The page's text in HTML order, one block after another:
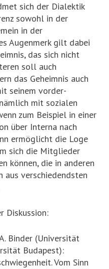
sich der Dialektik
sowohl in der
in der
Augenmerk gilt dabei
das sich nicht
soll auch
das Geheimnis auch
seinem vorder-
mit sozialen
zum Beispiel in einer
über Interna nach
ermöglicht die Loge
sich die Mitglieder
können, die in anderen
aus verschiedendsten
Diskussion:
Binder (Universität
Budapest):
Vom Sinn